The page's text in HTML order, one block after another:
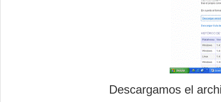
Descargamos el